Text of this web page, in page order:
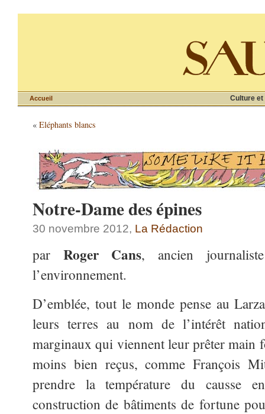
Culture et
Accueil
« Eléphants blancs
Notre-Dame des épines
30 novembre 2012, La Rédaction
par Roger Cans, ancien
l’environnement.
D’emblée, tout le monde pense au
leurs terres au nom de l’intérêt
marginaux qui viennent leur prêter main
moins bien reçus, comme François
prendre la température du causse
construction de bâtiments de fortune